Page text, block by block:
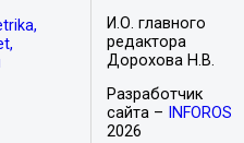
И.О. главного
редактора
Дорохова Н.В.
Разработчик
сайта –
INFOROS
2026